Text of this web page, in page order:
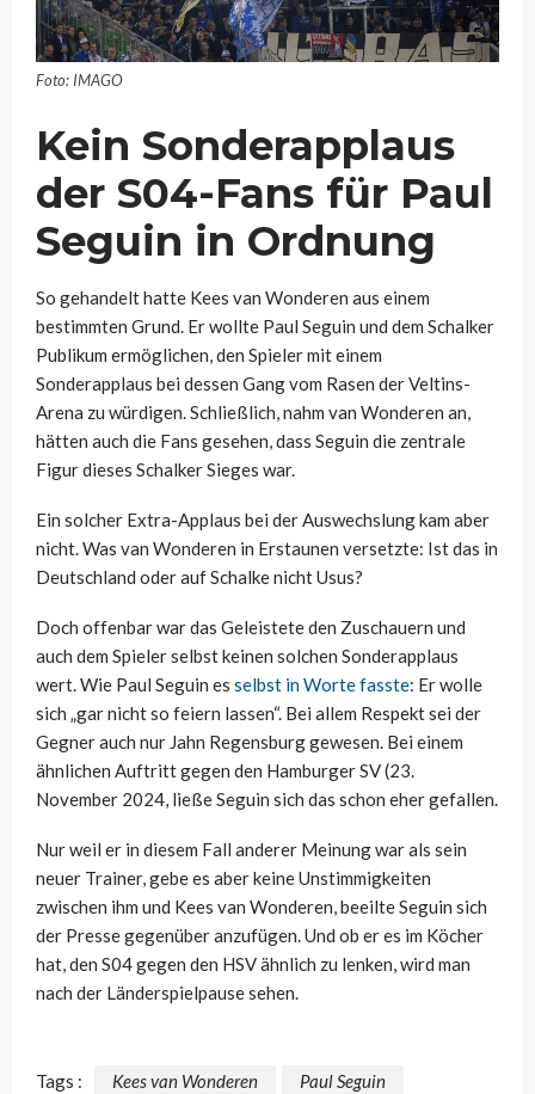
Foto: IMAGO
Kein Sonderapplaus
der S04-Fans für Paul
Seguin in Ordnung
So gehandelt hatte Kees van Wonderen aus einem
bestimmten Grund. Er wollte Paul Seguin und dem Schalker
Publikum ermöglichen, den Spieler mit einem
Sonderapplaus bei dessen Gang vom Rasen der Veltins-
Arena zu würdigen. Schließlich, nahm van Wonderen an,
hätten auch die Fans gesehen, dass Seguin die zentrale
Figur dieses Schalker Sieges war.
Ein solcher Extra-Applaus bei der Auswechslung kam aber
nicht. Was van Wonderen in Erstaunen versetzte: Ist das in
Deutschland oder auf Schalke nicht Usus?
Doch offenbar war das Geleistete den Zuschauern und
auch dem Spieler selbst keinen solchen Sonderapplaus
wert. Wie Paul Seguin es selbst in Worte fasste: Er wolle
sich „gar nicht so feiern lassen“. Bei allem Respekt sei der
Gegner auch nur Jahn Regensburg gewesen. Bei einem
ähnlichen Auftritt gegen den Hamburger SV (23.
November 2024, ließe Seguin sich das schon eher gefallen.
Nur weil er in diesem Fall anderer Meinung war als sein
neuer Trainer, gebe es aber keine Unstimmigkeiten
zwischen ihm und Kees van Wonderen, beeilte Seguin sich
der Presse gegenüber anzufügen. Und ob er es im Köcher
hat, den S04 gegen den HSV ähnlich zu lenken, wird man
nach der Länderspielpause sehen.
Tags : Kees van Wonderen Paul Seguin